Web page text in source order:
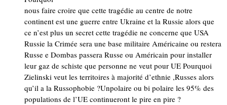
nous faire croire que cette tragédie au centre de notre
continent est une guerre entre Ukraine et la Russie alors que
ce n’est plus un secret cette tragédie ne concerne que USA
Russie la Crimée sera une base militaire Américaine ou restera
Russe e Dombas passera Russe ou Américain pour installer
leur gaz de schiste que personne ne veut pour UE Pourquoi
Zielinski veut les territoires à majorité d’ethnie ,Russes alors
qu’il a la Russophobie ?Unpolaire ou bi polaire les 95% des
populations de l’UE continueront le pire en pire ?